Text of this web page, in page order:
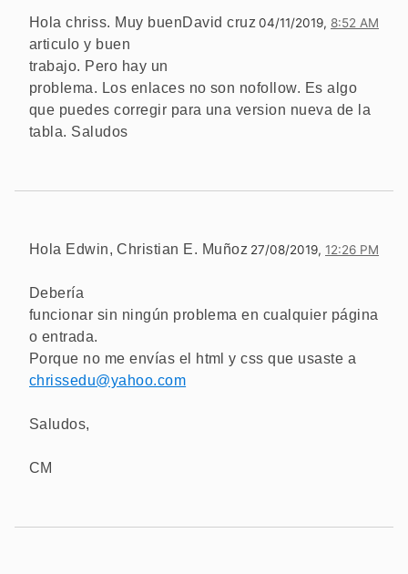
David cruz 04/11/2019, 8:52 AM
Hola chriss. Muy buen
articulo y buen
trabajo. Pero hay un
problema. Los enlaces no son nofollow. Es algo
que puedes corregir para una version nueva de la
tabla. Saludos
Christian E. Muñoz 27/08/2019, 12:26 PM
Hola Edwin,
Debería
funcionar sin ningún problema en cualquier página
o entrada.
Porque no me envías el html y css que usaste a
chrissedu@yahoo.com
Saludos,
CM